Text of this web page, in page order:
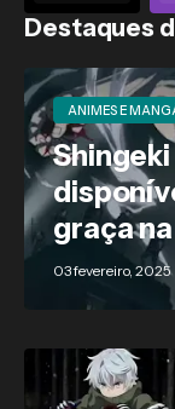
Destaques
ANIMES E
graça
03 fevereiro, 2025